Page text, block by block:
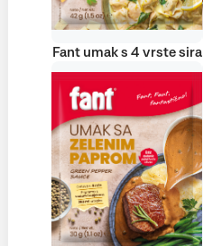
Fant umak s 4 vrste sira